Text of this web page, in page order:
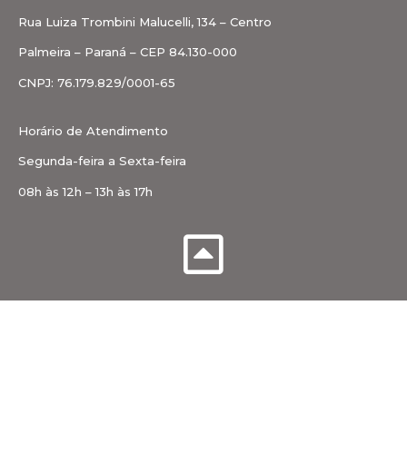
Rua Luiza Trombini Malucelli, 134 – Centro
Palmeira – Paraná – CEP 84.130-000
CNPJ: 76.179.829/0001-65
Horário de Atendimento
Segunda-feira a Sexta-feira
08h às 12h – 13h às 17h